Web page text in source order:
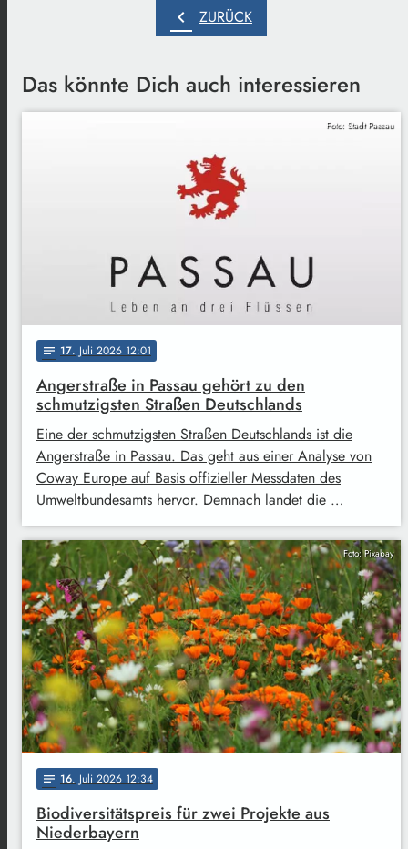
chevron_left ZURÜCK
Das könnte Dich auch interessieren
Foto: Stadt Passau
notes 17. Juli 2026 12:01
Angerstraße in Passau gehört zu den
schmutzigsten Straßen Deutschlands
Eine der schmutzigsten Straßen Deutschlands ist die
Angerstraße in Passau. Das geht aus einer Analyse von
Coway Europe auf Basis offizieller Messdaten des
Umweltbundesamts hervor. Demnach landet die …
Foto: Pixabay
notes 16. Juli 2026 12:34
Biodiversitätspreis für zwei Projekte aus
Niederbayern